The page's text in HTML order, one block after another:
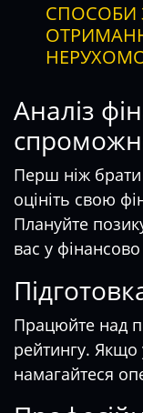
СПОСОБИ
Аналіз
Перш ніж брати
оцініть свою
Плануйте
вас у
Працюйте над
рейтингу. Якщо
намагайтеся